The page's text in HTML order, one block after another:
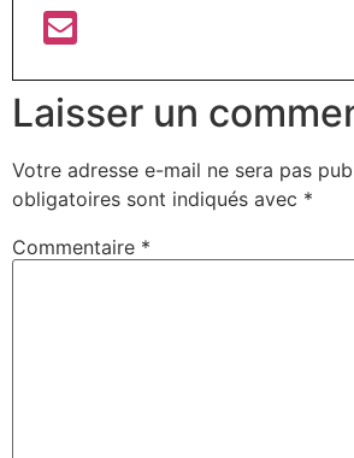
Laisser un
Votre adresse e-mail ne sera pas
obligatoires sont indiqués avec *
Commentaire *